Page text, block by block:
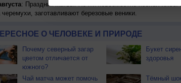
: Праздник жатвы. Почти повсеместно поспел хлеб.
черемухи, заготавливают березовые веники.
О ЧЕЛОВЕКЕ И ПРИРОДЕ
Почему северный загар
цветом отличается от
южного?
Букет
здоровья
Чай матча может помочь
Тёмный